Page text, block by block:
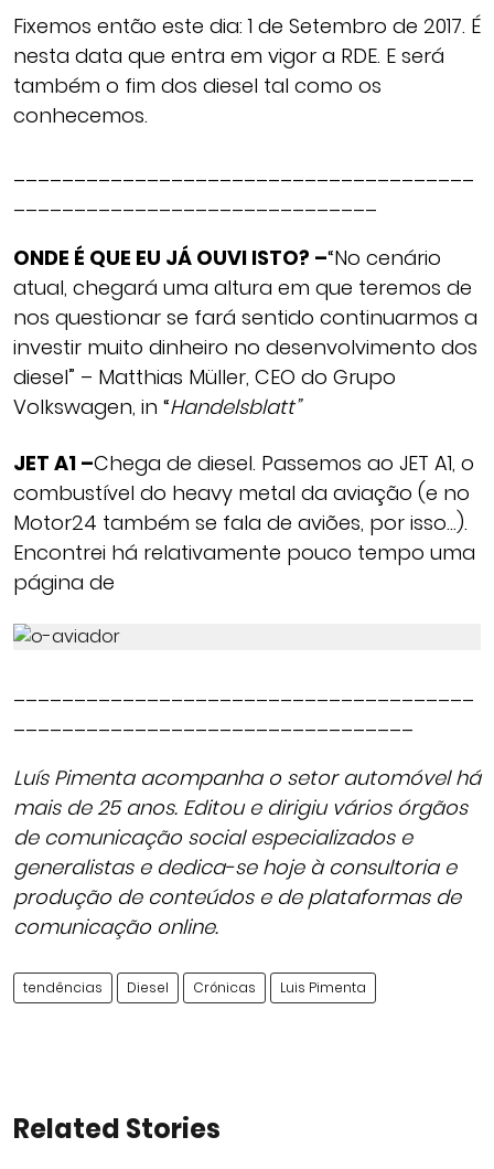
Fixemos então este dia: 1 de Setembro de 2017. É
nesta data que entra em vigor a RDE. E será
também o fim dos diesel tal como os
conhecemos.
ONDE É QUE EU JÁ OUVI ISTO? –“No cenário
atual, chegará uma altura em que teremos de
nos questionar se fará sentido continuarmos a
investir muito dinheiro no desenvolvimento dos
diesel” – Matthias Müller, CEO do Grupo
Volkswagen, in “Handelsblatt”
JET A1 –Chega de diesel. Passemos ao JET A1, o
combustível do heavy metal da aviação (e no
Motor24 também se fala de aviões, por isso…).
Encontrei há relativamente pouco tempo uma
página de
Luís Pimenta acompanha o setor automóvel há
mais de 25 anos. Editou e dirigiu vários órgãos
de comunicação social especializados e
generalistas e dedica-se hoje à consultoria e
produção de conteúdos e de plataformas de
comunicação online.
tendências Diesel Crónicas Luis Pimenta
Related Stories